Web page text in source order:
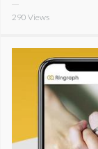
290 Views